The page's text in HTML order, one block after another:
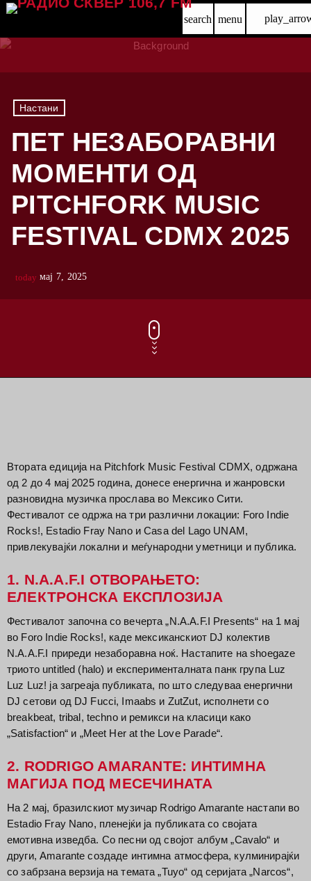
search menu
Настани
ПЕТ НЕЗАБОРАВНИ
МОМЕНТИ ОД
PITCHFORK MUSIC
FESTIVAL CDMX 2025
today мај 7, 2025
Втората едиција на Pitchfork Music Festival CDMX, одржана
од 2 до 4 мај 2025 година, донесе енергична и жанровски
разновидна музичка прослава во Мексико Сити.
Фестивалот се одржа на три различни локации: Foro Indie
Rocks!, Estadio Fray Nano и Casa del Lago UNAM,
привлекувајќи локални и меѓународни уметници и публика.
1. N.A.A.F.I ОТВОРАЊЕТО:
ЕЛЕКТРОНСКА ЕКСПЛОЗИЈА
Фестивалот започна со вечерта „N.A.A.F.I Presents“ на 1 мај
во Foro Indie Rocks!, каде мексиканскиот DJ колектив
N.A.A.F.I приреди незаборавна ноќ. Настапите на shoegaze
триото untitled (halo) и експерименталната панк група Luz
Luz Luz! ја загреаја публиката, по што следуваа енергични
DJ сетови од DJ Fucci, Imaabs и ZutZut, исполнети со
breakbeat, tribal, techno и ремикси на класици како
„Satisfaction“ и „Meet Her at the Love Parade“.
2. RODRIGO AMARANTE: ИНТИМНА
МАГИЈА ПОД МЕСЕЧИНАТА
На 2 мај, бразилскиот музичар Rodrigo Amarante настапи во
Estadio Fray Nano, пленејќи ја публиката со својата
емотивна изведба. Со песни од својот албум „Cavalo“ и
други, Amarante создаде интимна атмосфера, кулминирајќи
со забрзана верзија на темата „Tuyo“ од серијата „Narcos“,